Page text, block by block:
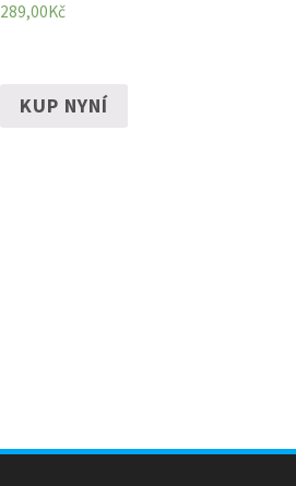
289,00Kč
KUP NYNÍ